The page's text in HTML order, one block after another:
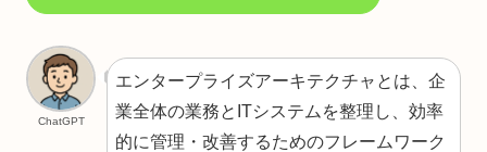
ChatGPT
エンタープライズアーキテクチャとは、企
業全体の業務とITシステムを整理し、効率
的に管理・改善するためのフレームワーク